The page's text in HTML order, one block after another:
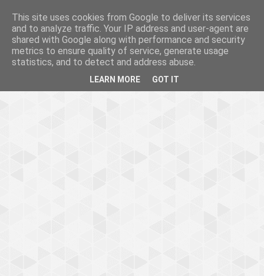
This site uses cookies from Google to deliver its services
and to analyze traffic. Your IP address and user-agent are
shared with Google along with performance and security
metrics to ensure quality of service, generate usage
statistics, and to detect and address abuse.
LEARN MORE GOT IT